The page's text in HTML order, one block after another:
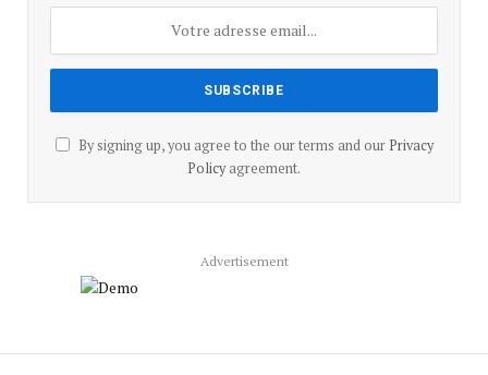
By signing up, you agree to the our terms and our Privacy
Policyagreement.
Advertisement